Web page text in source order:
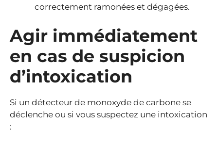
correctement ramonées et dégagées.
Agir immédiatement
en cas de suspicion
d’intoxication
Si un détecteur de monoxyde de carbone se
déclenche ou si vous suspectez une intoxication
: